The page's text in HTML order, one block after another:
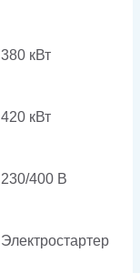
380 кВт
420 кВт
230/400 В
Электростартер